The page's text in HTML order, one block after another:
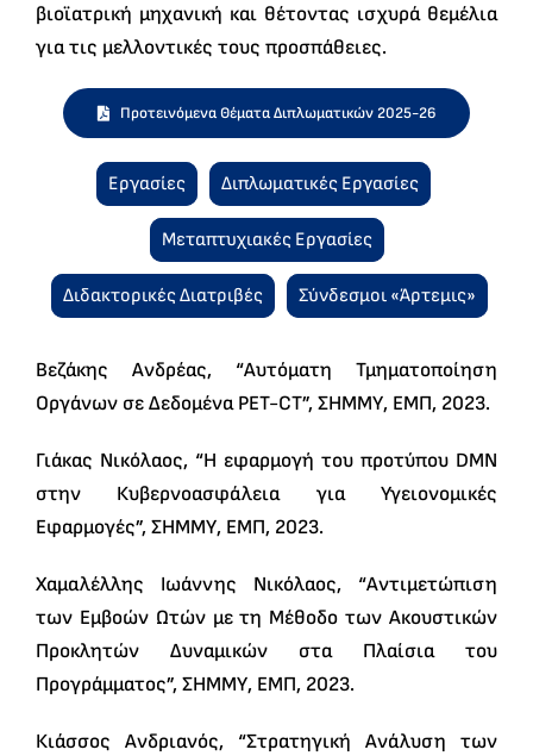
βιοϊατρική μηχανική και θέτοντας ισχυρά θεμέλια
για τις μελλοντικές τους προσπάθειες.
Προτεινόμενα Θέματα Διπλωματικών 2025-26
Εργασίες Διπλωματικές Εργασίες
Μεταπτυχιακές Εργασίες
Διδακτορικές Διατριβές Σύνδεσμοι «Άρτεμις»
Βεζάκης Ανδρέας, “Αυτόματη Τμηματοποίηση
Οργάνων σε Δεδομένα PET-CT”, ΣΗΜΜΥ, ΕΜΠ, 2023.
Γιάκας Νικόλαος, “Η εφαρμογή του προτύπου DMN
στην Κυβερνοασφάλεια για Υγειονομικές
Εφαρμογές”, ΣΗΜΜΥ, ΕΜΠ, 2023.
Χαμαλέλλης Ιωάννης Νικόλαος, “Αντιμετώπιση
των Εμβοών Ωτών με τη Μέθοδο των Ακουστικών
Προκλητών Δυναμικών στα Πλαίσια του
Προγράμματος”, ΣΗΜΜΥ, ΕΜΠ, 2023.
Κιάσσος Ανδριανός, “Στρατηγική Ανάλυση των